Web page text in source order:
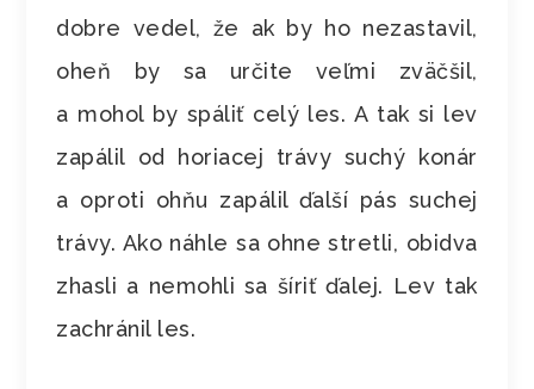
dobre vedel, že ak by ho nezastavil,
oheň by sa určite veľmi zväčšil,
a mohol by spáliť celý les. A tak si lev
zapálil od horiacej trávy suchý konár
a oproti ohňu zapálil ďalší pás suchej
trávy. Ako náhle sa ohne stretli, obidva
zhasli a nemohli sa šíriť ďalej. Lev tak
zachránil les.